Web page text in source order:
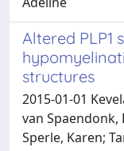
Altered PLP1
structures
2015-01-01
van Spaendonk,
Sperle, Karen;